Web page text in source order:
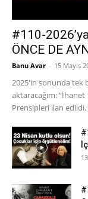
#110-
ÖNCE DE
Banu Avar - 15 Mayıs
2025'in sonunda tek
aktaracağım: “İhanet
Prensipleri ilan